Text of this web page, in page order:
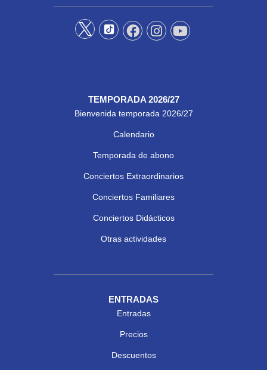
TEMPORADA 2026/27
Bienvenida temporada 2026/27
Calendario
Temporada de abono
Conciertos Extraordinarios
Conciertos Familiares
Conciertos Didácticos
Otras actividades
ENTRADAS
Entradas
Precios
Descuentos